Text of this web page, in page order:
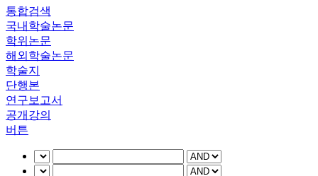
통합검색
국내학술논문
학위논문
해외학술논문
학술지
단행본
연구보고서
공개강의
버튼